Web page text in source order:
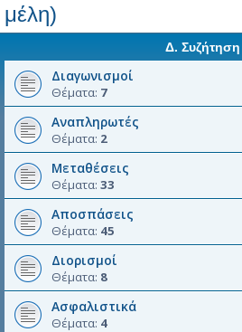
μέλη)
Δ. Συζήτηση
Διαγωνισμοί
Θέματα: 7
Αναπληρωτές
Θέματα: 2
Μεταθέσεις
Θέματα: 33
Αποσπάσεις
Θέματα: 45
Διορισμοί
Θέματα: 8
Ασφαλιστικά
Θέματα: 4